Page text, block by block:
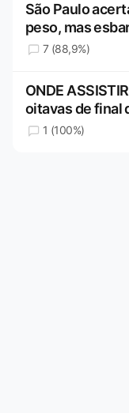
São Paulo
peso, mas
7 (88,9%)
ONDE
oitavas de final
1 (100%)